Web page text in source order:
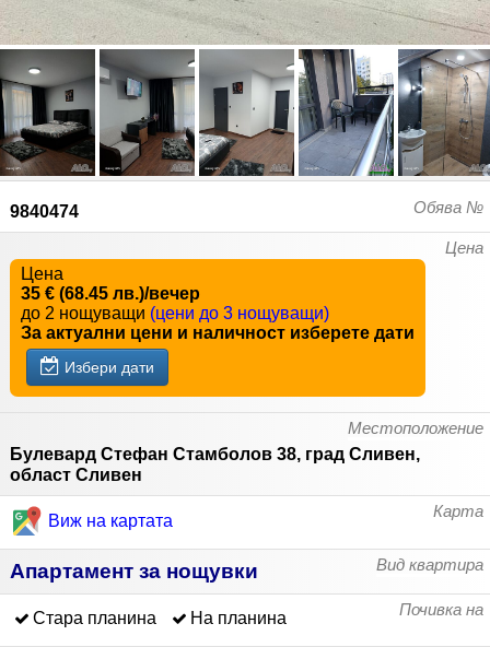
Обява №
9840474
Цена
Цена
35 € (68.45 лв.)/вечер
до 2 нощуващи (цени до 3 нощуващи)
За актуални цени и наличност изберете дати
Избери дати
Местоположение
Булевард Стефан Стамболов 38, град Сливен,
област Сливен
Карта
Виж на картата
Вид квартира
Апартамент за нощувки
Почивка на
Стара планина На планина